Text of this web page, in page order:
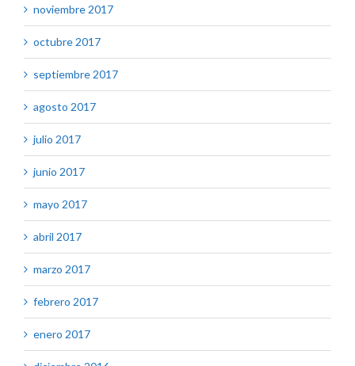
noviembre 2017
octubre 2017
septiembre 2017
agosto 2017
julio 2017
junio 2017
mayo 2017
abril 2017
marzo 2017
febrero 2017
enero 2017